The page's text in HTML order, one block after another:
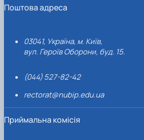
Поштова адреса
03041, Україна, м. Київ,
вул. Героїв Оборони, буд. 15.
(044) 527-82-42
rectorat@nubip.edu.ua
Приймальна комісія